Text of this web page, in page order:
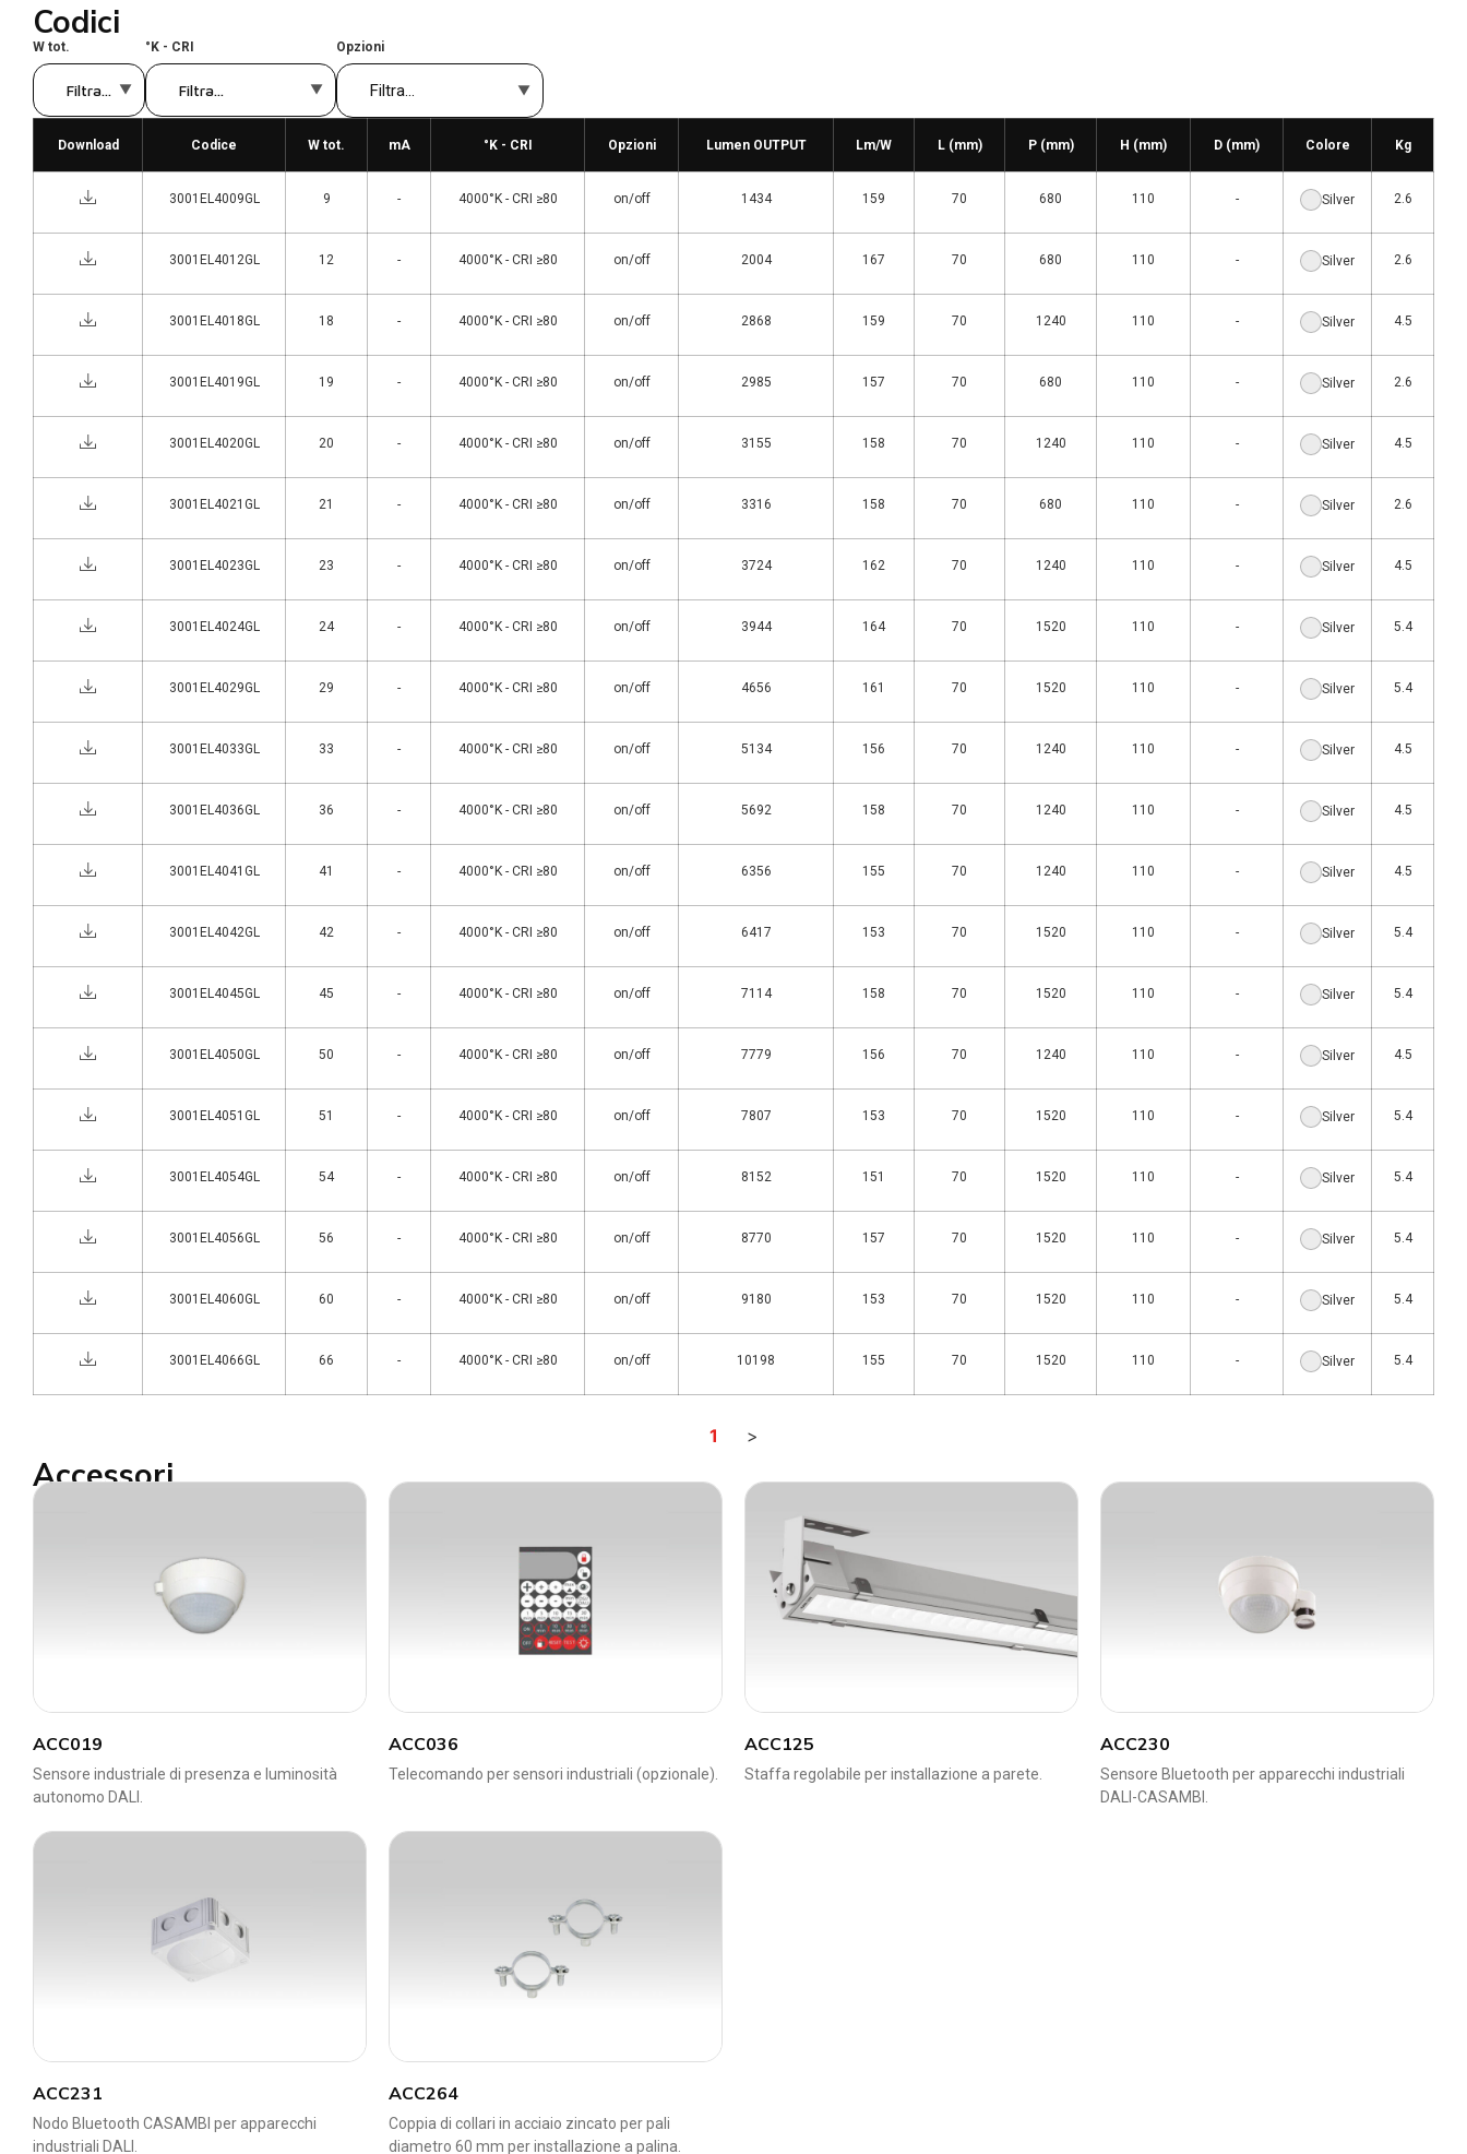
Codici
W tot. °K - CRI Opzioni
Download Codice W tot. mA °K - CRI Opzioni Lumen OUTPUT Lm/W L (mm) P (mm) H (mm) D (mm) Colore Kg
3001EL4009GL 9 - 4000°K - CRI ≥80 on/off 1434 159 70 680 110 - Silver 2.6
3001EL4012GL 12 - 4000°K - CRI ≥80 on/off 2004 167 70 680 110 - Silver 2.6
3001EL4018GL 18 - 4000°K - CRI ≥80 on/off 2868 159 70 1240 110 - Silver 4.5
3001EL4019GL 19 - 4000°K - CRI ≥80 on/off 2985 157 70 680 110 - Silver 2.6
3001EL4020GL 20 - 4000°K - CRI ≥80 on/off 3155 158 70 1240 110 - Silver 4.5
3001EL4021GL 21 - 4000°K - CRI ≥80 on/off 3316 158 70 680 110 - Silver 2.6
3001EL4023GL 23 - 4000°K - CRI ≥80 on/off 3724 162 70 1240 110 - Silver 4.5
3001EL4024GL 24 - 4000°K - CRI ≥80 on/off 3944 164 70 1520 110 - Silver 5.4
3001EL4029GL 29 - 4000°K - CRI ≥80 on/off 4656 161 70 1520 110 - Silver 5.4
3001EL4033GL 33 - 4000°K - CRI ≥80 on/off 5134 156 70 1240 110 - Silver 4.5
3001EL4036GL 36 - 4000°K - CRI ≥80 on/off 5692 158 70 1240 110 - Silver 4.5
3001EL4041GL 41 - 4000°K - CRI ≥80 on/off 6356 155 70 1240 110 - Silver 4.5
3001EL4042GL 42 - 4000°K - CRI ≥80 on/off 6417 153 70 1520 110 - Silver 5.4
3001EL4045GL 45 - 4000°K - CRI ≥80 on/off 7114 158 70 1520 110 - Silver 5.4
3001EL4050GL 50 - 4000°K - CRI ≥80 on/off 7779 156 70 1240 110 - Silver 4.5
3001EL4051GL 51 - 4000°K - CRI ≥80 on/off 7807 153 70 1520 110 - Silver 5.4
3001EL4054GL 54 - 4000°K - CRI ≥80 on/off 8152 151 70 1520 110 - Silver 5.4
3001EL4056GL 56 - 4000°K - CRI ≥80 on/off 8770 157 70 1520 110 - Silver 5.4
3001EL4060GL 60 - 4000°K - CRI ≥80 on/off 9180 153 70 1520 110 - Silver 5.4
3001EL4066GL 66 - 4000°K - CRI ≥80 on/off 10198 155 70 1520 110 - Silver 5.4
1 >
Accessori
ACC019
Sensore industriale di presenza e luminosità
autonomo DALI.
ACC036
Telecomando per sensori industriali (opzionale).
ACC125
Staffa regolabile per installazione a parete.
ACC230
Sensore Bluetooth per apparecchi industriali
DALI-CASAMBI.
ACC231
Nodo Bluetooth CASAMBI per apparecchi
industriali DALI.
ACC264
Coppia di collari in acciaio zincato per pali
diametro 60 mm per installazione a palina.